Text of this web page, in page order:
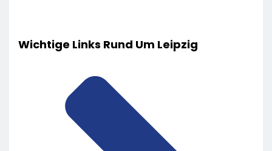
Wichtige Links Rund Um Leipzig